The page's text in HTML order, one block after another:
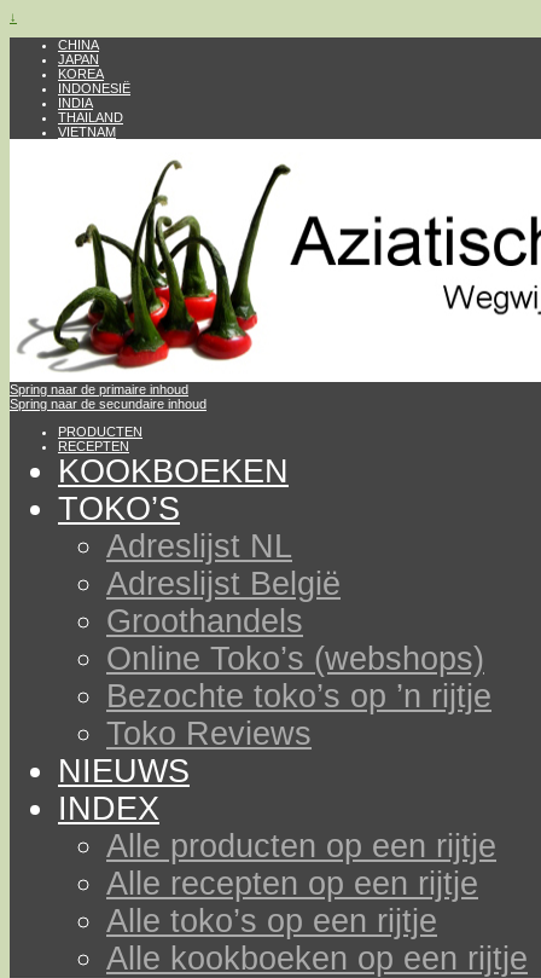
↓
CHINA
JAPAN
KOREA
INDONESIË
INDIA
THAILAND
VIETNAM
Spring naar de primaire inhoud
Spring naar de secundaire inhoud
PRODUCTEN
RECEPTEN
KOOKBOEKEN
TOKO’S
Adreslijst NL
Adreslijst België
Groothandels
Online Toko’s (webshops)
Bezochte toko’s op ’n rijtje
Toko Reviews
NIEUWS
INDEX
Alle producten op een rijtje
Alle recepten op een rijtje
Alle toko’s op een rijtje
Alle kookboeken op een rijtje